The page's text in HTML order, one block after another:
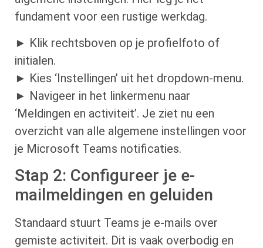
fundament voor een rustige werkdag.
► Klik rechtsboven op je profielfoto of
initialen.
► Kies ‘Instellingen’ uit het dropdown-menu.
► Navigeer in het linkermenu naar
‘Meldingen en activiteit’. Je ziet nu een
overzicht van alle algemene instellingen voor
je Microsoft Teams notificaties.
Stap 2: Configureer je e-
mailmeldingen en geluiden
Standaard stuurt Teams je e-mails over
gemiste activiteit. Dit is vaak overbodig en